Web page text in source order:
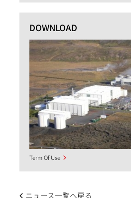
DOWNLOAD
Term Of Use
ニュース一覧へ戻る